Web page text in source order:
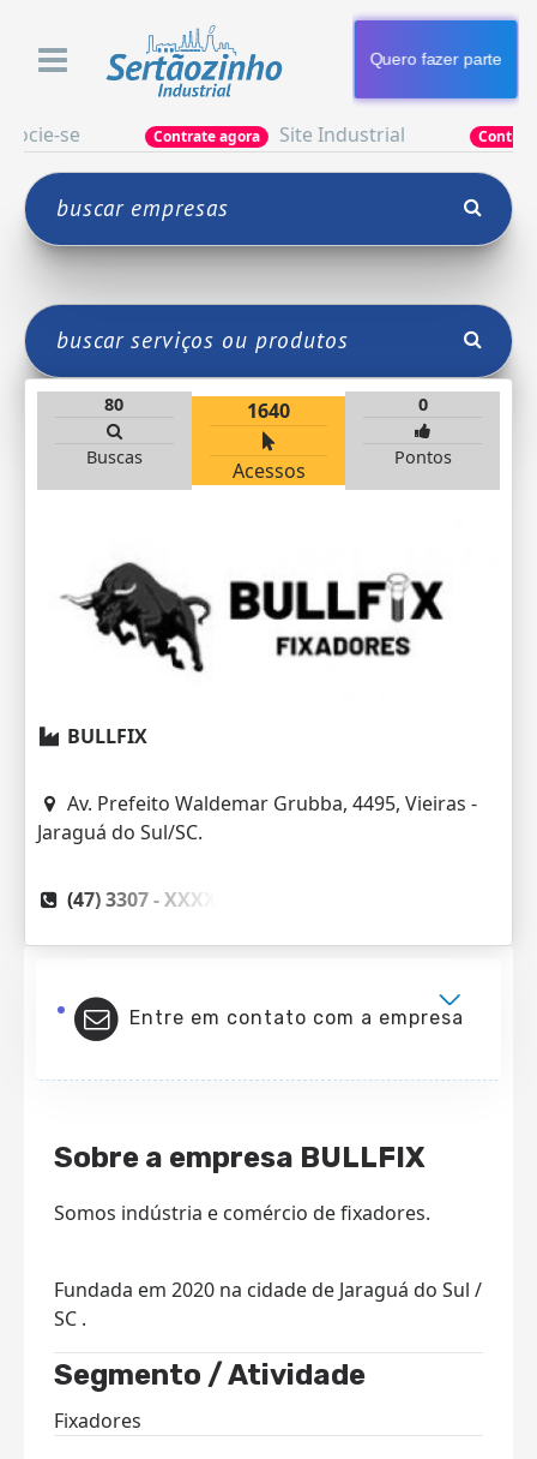
Quero fazer parte
se Contrate agora Site Industrial Contrate agora
80
Buscas
1640
Acessos
0
Pontos
BULLFIX
Av. Prefeito Waldemar Grubba, 4495, Vieiras -
Jaraguá do Sul/SC.
(47) 3307 -XXXX
Entre em contato com a empresa
Sobre a empresa BULLFIX
Somos indústria e comércio de fixadores.
Fundada em 2020 na cidade de Jaraguá do Sul /
SC .
Segmento / Atividade
Fixadores